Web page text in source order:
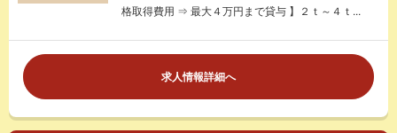
格取得費用 ⇒ 最大４万円まで貸与 】２ｔ～４ｔ...
求人情報詳細へ